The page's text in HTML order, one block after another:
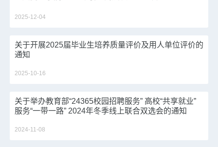
2025-12-04
关于开展2025届毕业生培养质量评价及用人单位评价的
通知
2025-10-16
关于举办教育部“24365校园招聘服务” 高校“共享就业”
服务“一带一路” 2024年冬季线上联合双选会的通知
2024-11-08